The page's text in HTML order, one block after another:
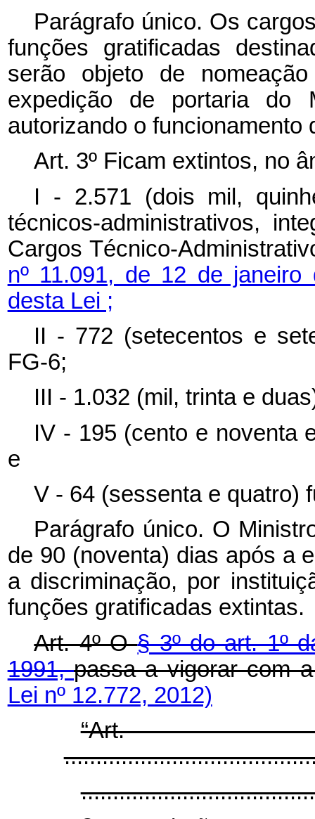
Parágrafo único. Os
funções gratificadas
serão objeto de
expedição de portaria do
autorizando o funcionamento
Art. 3º Ficam extintos, no
I - 2.571 (dois mil,
técnicos-administrativos,
Cargos Técnico-
nº 11.091, de 12 de
desta Lei ;
II - 772 (setecentos e
FG-6;
III - 1.032 (mil, trinta e
IV - 195 (cento e noventa
e
V - 64 (sessenta e quatro)
Parágrafo único. O
de 90 (noventa) dias após a
a discriminação, por
funções gratificadas extintas.
Art. 4º O§ 3º do art. 1º
1991,passa a vigorar com
Lei nº 12.772, 2012)